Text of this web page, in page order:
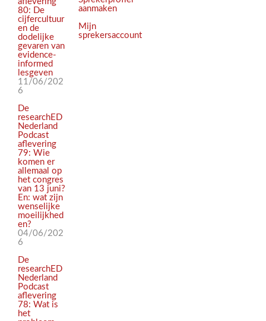
80: De
cijfercultuur
en de
dodelijke
gevaren van
evidence-
informed
lesgeven
11/06/202
6
De
researchED
Nederland
Podcast
aflevering
79: Wie
komen er
allemaal op
het congres
van 13 juni?
En: wat zijn
wenselijke
moeilijkhed
en?
04/06/202
6
De
researchED
Nederland
Podcast
aflevering
78: Wat is
het
aanmaken
Mijn
sprekersaccount